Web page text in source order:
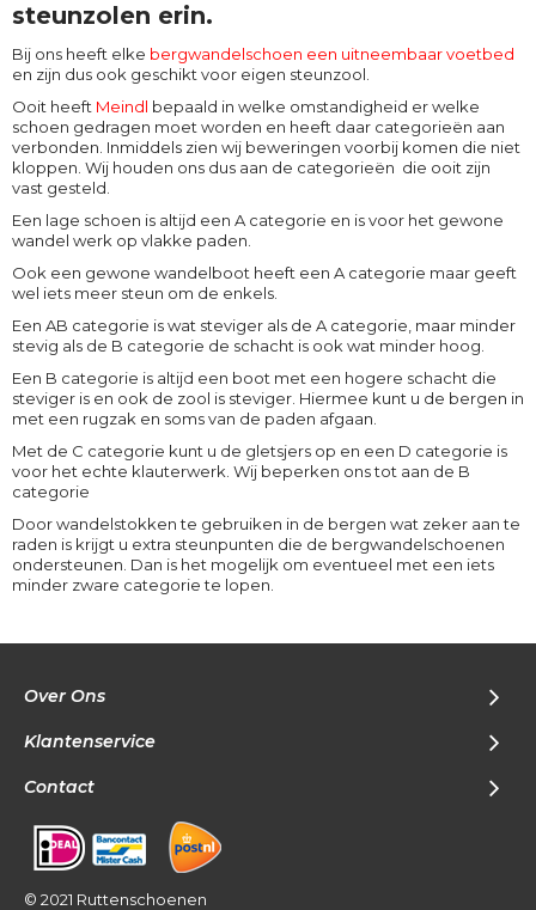
steunzolen erin.
Bij ons heeft elke bergwandelschoen een uitneembaar voetbed
en zijn dus ook geschikt voor eigen steunzool.
Ooit heeft Meindl bepaald in welke omstandigheid er welke
schoen gedragen moet worden en heeft daar categorieën aan
verbonden. Inmiddels zien wij beweringen voorbij komen die niet
kloppen. Wij houden ons dus aan de categorieën die ooit zijn
vast gesteld.
Een lage schoen is altijd een A categorie en is voor het gewone
wandel werk op vlakke paden.
Ook een gewone wandelboot heeft een A categorie maar geeft
wel iets meer steun om de enkels.
Een AB categorie is wat steviger als de A categorie, maar minder
stevig als de B categorie de schacht is ook wat minder hoog.
Een B categorie is altijd een boot met een hogere schacht die
steviger is en ook de zool is steviger. Hiermee kunt u de bergen in
met een rugzak en soms van de paden afgaan.
Met de C categorie kunt u de gletsjers op en een D categorie is
voor het echte klauterwerk. Wij beperken ons tot aan de B
categorie
Door wandelstokken te gebruiken in de bergen wat zeker aan te
raden is krijgt u extra steunpunten die de bergwandelschoenen
ondersteunen. Dan is het mogelijk om eventueel met een iets
minder zware categorie te lopen.
Over Ons
Klantenservice
Contact
© 2021 Ruttenschoenen